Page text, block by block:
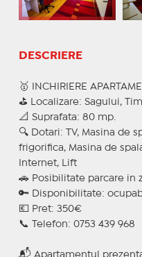
DESCRIERE
🥇 INCHIRIERE
⛳ Localizare: Sagului,
📐 Suprafata: 80 mp.
🔍 Dotari: TV, Masina de
frigorifica, Masina de
Internet, Lift
🚗 Posibilitate parcare in
🔑 Disponibilitate:
💶 Pret: 350€
📞 Telefon: 0753 439 968
📬 Apartamentul